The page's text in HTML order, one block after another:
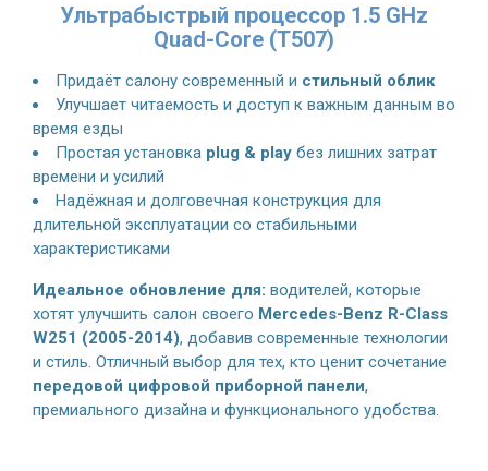
Ультрабыстрый процессор 1.5 GHz
Quad-Core (T507)
Придаёт салону современный и стильный облик
Улучшает читаемость и доступ к важным данным во
время езды
Простая установка plug & play без лишних затрат
времени и усилий
Надёжная и долговечная конструкция для
длительной эксплуатации со стабильными
характеристиками
Идеальное обновление для: водителей, которые
хотят улучшить салон своего Mercedes-Benz R-Class
W251 (2005-2014), добавив современные технологии
и стиль. Отличный выбор для тех, кто ценит сочетание
передовой цифровой приборной панели,
премиального дизайна и функционального удобства.